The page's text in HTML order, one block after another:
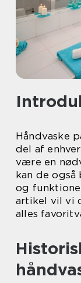
Håndvaske
del af
være en
kan de
og
artikel vil vi
alles